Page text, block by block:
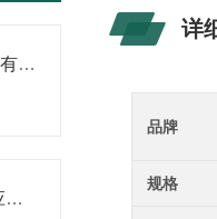
液体水分含量标准物质哪家有？普西奥长期稳定供货，卡尔费休校准理想选择
pH标准溶液的耐压性能与应用领域
详
品牌
规格